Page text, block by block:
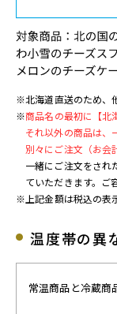
※北海道直送のため、
※商品名の最初に【北
それ以外の商品は、
別々にご注文（お会
一緒にご注文をされ
ていただきます。ご
※上記金額は税込の表
温度帯の異
常温商品と冷蔵商